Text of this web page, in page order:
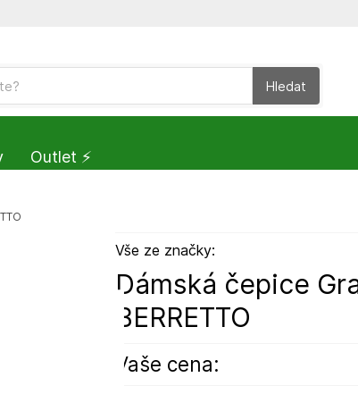
Vše ze značky:
Dámská čepice
BERRETTO
Vaše cena:
Hledat
Outlet ⚡️